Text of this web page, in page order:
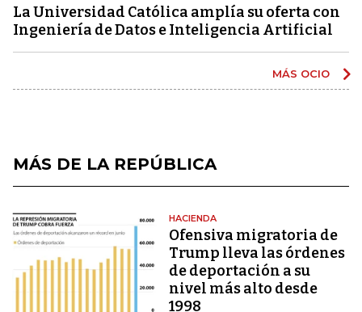
La Universidad Católica amplía su oferta con
Ingeniería de Datos e Inteligencia Artificial
MÁS OCIO
MÁS DE LA REPÚBLICA
HACIENDA
Ofensiva migratoria de
Trump lleva las órdenes
de deportación a su
nivel más alto desde
1998